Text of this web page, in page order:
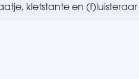
kletstante en